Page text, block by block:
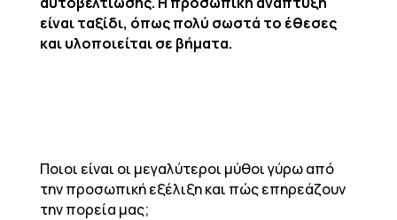
είναι ταξίδι, όπως πολύ σωστά το έθεσες
και υλοποιείται σε βήματα.
Ποιοι είναι οι μεγαλύτεροι μύθοι γύρω από
την προσωπική εξέλιξη και πώς επηρεάζουν
την πορεία μας;